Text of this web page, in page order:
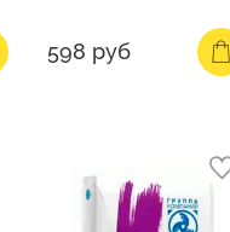
598 руб